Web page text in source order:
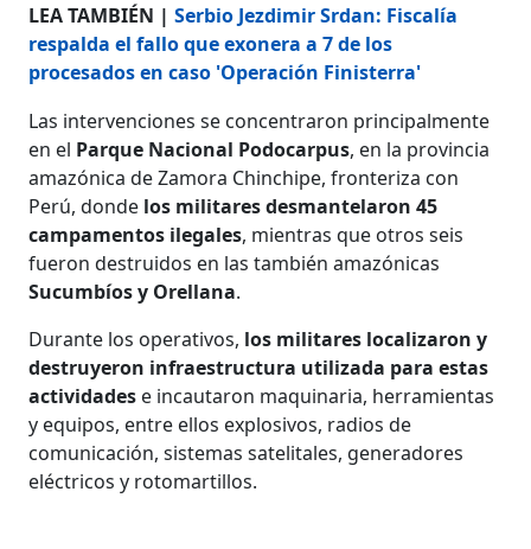
LEA TAMBIÉN |Serbio Jezdimir Srdan: Fiscalía
respalda el fallo que exonera a 7 de los
procesados en caso 'Operación Finisterra'
Las intervenciones se concentraron principalmente
en el Parque Nacional Podocarpus, en la provincia
amazónica de Zamora Chinchipe, fronteriza con
Perú, donde los militares desmantelaron 45
campamentos ilegales, mientras que otros seis
fueron destruidos en las también amazónicas
Sucumbíos y Orellana.
Durante los operativos, los militares localizaron y
destruyeron infraestructura utilizada para estas
actividades e incautaron maquinaria, herramientas
y equipos, entre ellos explosivos, radios de
comunicación, sistemas satelitales, generadores
eléctricos y rotomartillos.